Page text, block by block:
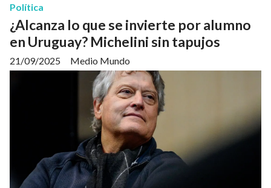
¿Alcanza lo que se invierte por alumno
en Uruguay? Michelini sin tapujos
Medio Mundo
Política
21/09/2025